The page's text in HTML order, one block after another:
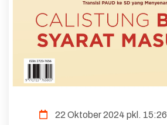
22 Oktober 2024 pkl. 15:26